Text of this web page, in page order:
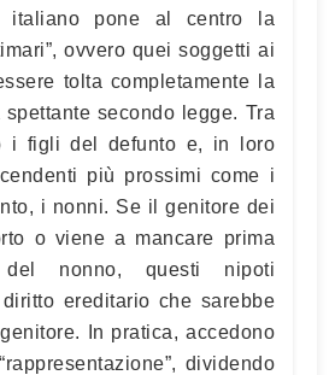
italiano pone al centro la
ovvero quei soggetti ai
tolta completamente la
secondo legge. Tra
i figli del defunto e, in loro
più prossimi come i
i nonni. Se il genitore dei
o viene a mancare prima
nonno, questi nipoti
ereditario che sarebbe
In pratica, accedono
dividendo